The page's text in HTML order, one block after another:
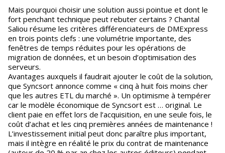
Mais pourquoi choisir une solution aussi pointue et dont le
fort penchant technique peut rebuter certains ? Chantal
Saliou résume les critères différenciateurs de DMExpress
en trois points clefs : une volumétrie importante, des
fenêtres de temps réduites pour les opérations de
migration de données, et un besoin d’optimisation des
serveurs.
Avantages auxquels il faudrait ajouter le coût de la solution,
que Syncsort annonce comme « cinq à huit fois moins cher
que les autres ETL du marché ». Un optimisme à tempérer
car le modèle économique de Syncsort est … original. Le
client paie en effet lors de l’acquisition, en une seule fois, le
coût d’achat et les cinq premières années de maintenance !
L’investissement initial peut donc paraître plus important,
mais il intègre en réalité le prix du contrat de maintenance